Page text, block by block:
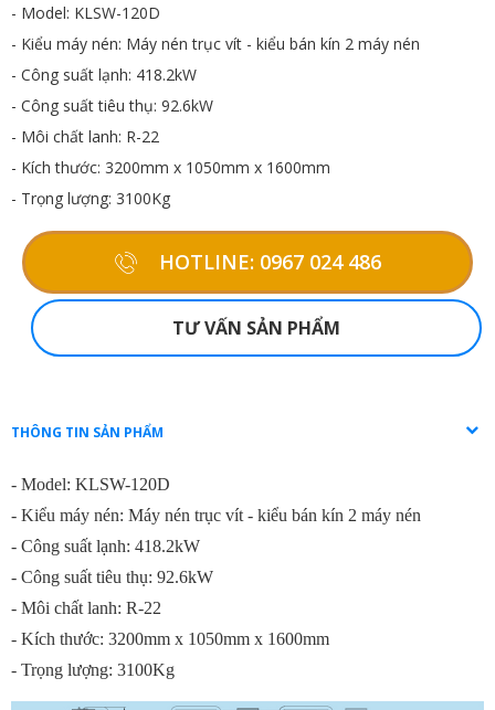
- Model: KLSW-120D
- Kiểu máy nén: Máy nén trục vít - kiểu bán kín 2 máy nén
- Công suất lạnh: 418.2kW
- Công suất tiêu thụ: 92.6kW
- Môi chất lanh: R-22
- Kích thước: 3200mm x 1050mm x 1600mm
- Trọng lượng: 3100Kg
HOTLINE: 0967 024 486
TƯ VẤN SẢN PHẨM
THÔNG TIN SẢN PHẨM
- Model: KLSW-120D
- Kiểu máy nén: Máy nén trục vít - kiểu bán kín 2 máy nén
- Công suất lạnh: 418.2kW
- Công suất tiêu thụ: 92.6kW
- Môi chất lanh: R-22
- Kích thước: 3200mm x 1050mm x 1600mm
- Trọng lượng: 3100Kg